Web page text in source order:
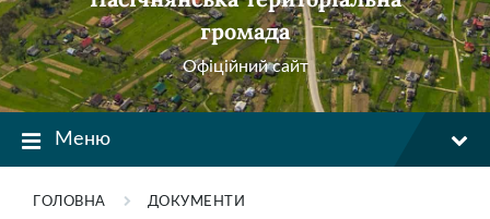
громада
Офіційний сайт
Меню
ГОЛОВНА ДОКУМЕНТИ